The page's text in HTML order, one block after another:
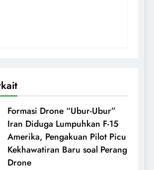
Formasi Drone “Ubur-Ubur”
Iran Diduga Lumpuhkan F-15
Amerika, Pengakuan Pilot Picu
Kekhawatiran Baru soal Perang
Drone